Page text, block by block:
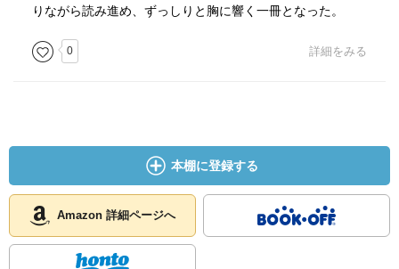
りながら読み進め、ずっしりと胸に響く一冊となった。
0 詳細をみる
本棚に登録する
Amazon 詳細ページへ